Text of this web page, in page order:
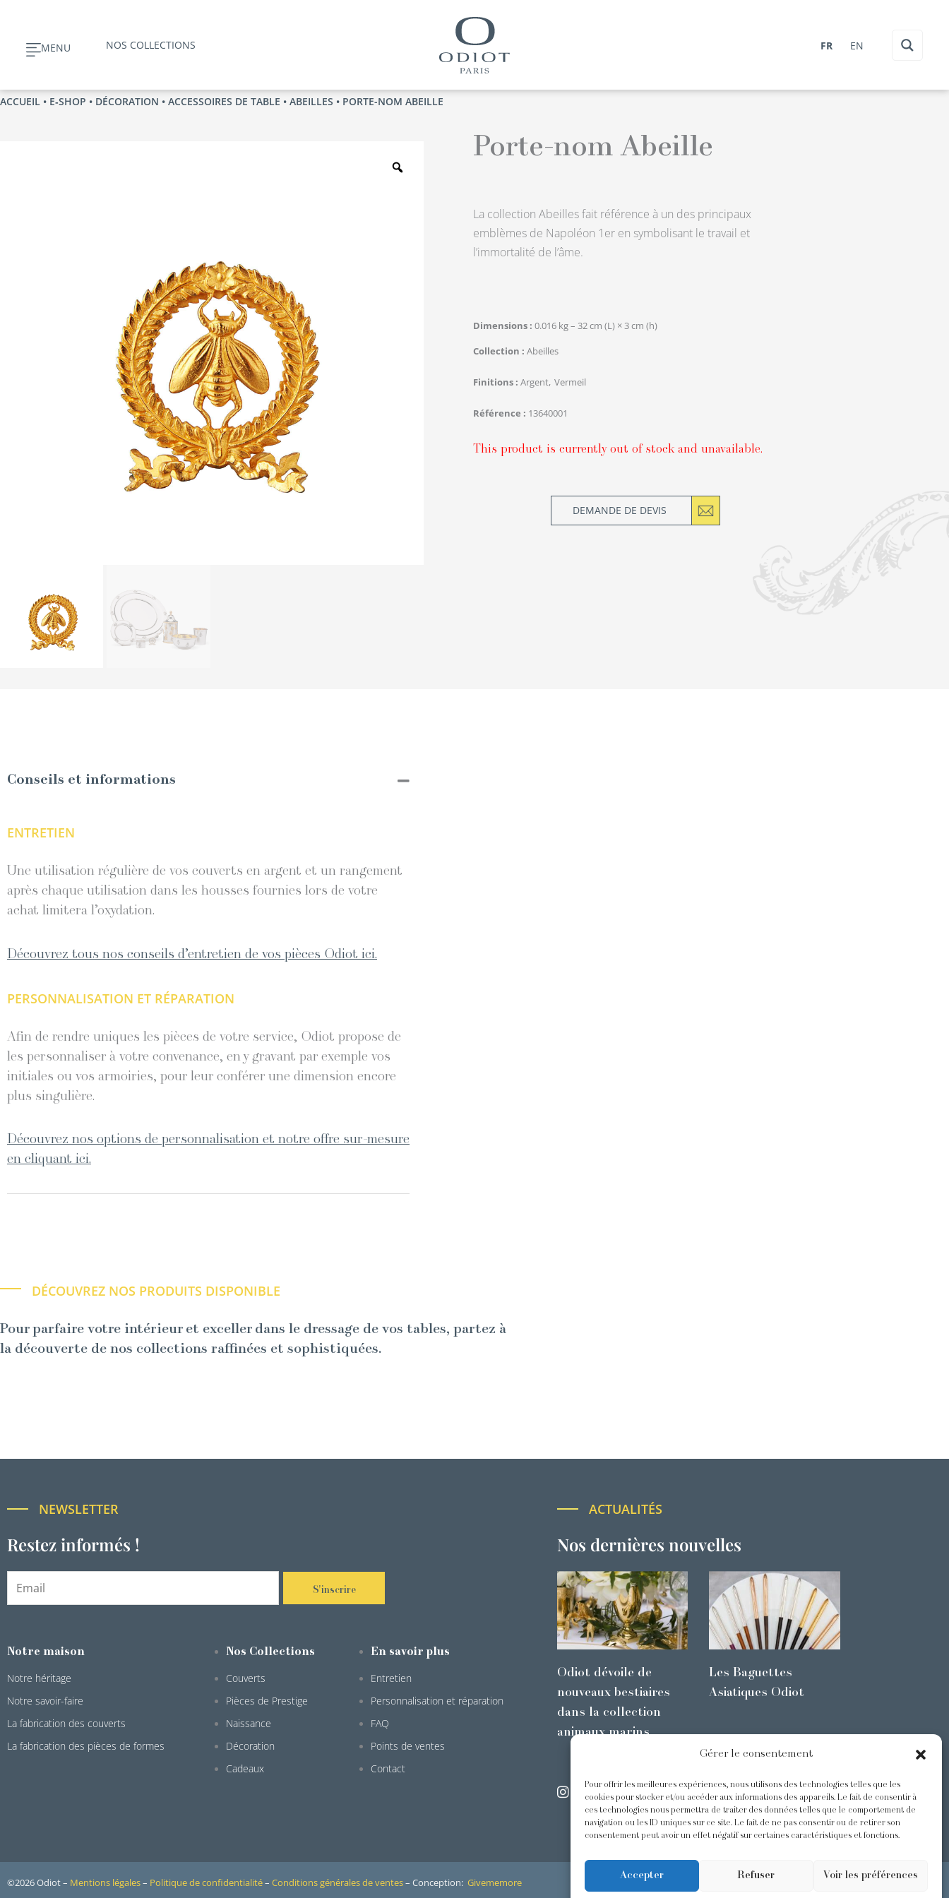
Gérer le consentement
Pour offrir les meilleures expériences, nous utilisons des technologies telles que les
cookies pour stocker et/ou accéder aux informations des appareils. Le fait de consentir à
ces technologies nous permettra de traiter des données telles que le comportement de
navigation ou les ID uniques sur ce site. Le fait de ne pas consentir ou de retirer son
consentement peut avoir un effet négatif sur certaines caractéristiques et fonctions.
Accepter Refuser Voir les préférences
contenuMENU NOS COLLECTIONS FR EN
ACCUEIL • E‑SHOP • DÉCORATION • ACCESSOIRES DE TABLE • ABEILLES • PORTE-NOM ABEILLE
Porte-nom Abeille
La collection Abeilles fait référence à un des principaux
emblèmes de Napoléon 1er en symbolisant le travail et
l’immortalité de l’âme.
Dimensions 0.016 kg – 32 cm (L) × 3 cm (h)
Collection
Abeilles
Finitions Argent Vermeil
Référence 13640001
This product is currently out of stock and unavailable.
DEMANDE DE DEVIS
Conseils et informations
ENTRETIEN
Une utilisation régulière de vos couverts en argent et un rangement
après chaque utilisation dans les housses fournies lors de votre
achat limitera l’oxydation.
Découvrez tous nos conseils d’entretien de vos pièces Odiot ici.
PERSONNALISATION ET RÉPARATION
Afin de rendre uniques les pièces de votre service, Odiot propose de
les personnaliser à votre convenance, en y gravant par exemple vos
initiales ou vos armoiries, pour leur conférer une dimension encore
plus singulière.
Découvrez nos options de personnalisation et notre offre sur-mesure
en cliquant ici.
DÉCOUVREZ NOS PRODUITS DISPONIBLE
Pour parfaire votre intérieur et exceller dans le dressage de vos tables, partez à
la découverte de nos collections raffinées et sophistiquées.
NEWSLETTER
Restez informés !
S'inscrire
Notre maison
Notre héritage
Notre savoir-faire
La fabrication des couverts
La fabrication des pièces de formes
Nos Collections
Couverts
Pièces de Prestige
Naissance
Décoration
Cadeaux
En savoir plus
Entretien
Personnalisation et réparation
FAQ
Points de ventes
Contact
ACTUALITÉS
Nos dernières nouvelles
Odiot dévoile de
nouveaux bestiaires
dans la collection
animaux marins
Les Baguettes
Asiatiques Odiot
@odiot.paris @Odiot
©2026 Odiot – Mentions légales– Politique de confidentialité– Conditions générales de ventes– Conception: Givememore